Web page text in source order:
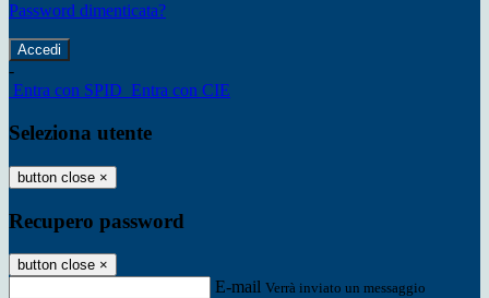
Password dimenticata?
-
Entra con SPID Entra con CIE
Seleziona utente
button close ×
Recupero password
button close ×
E-mail Verrà inviato un messaggio